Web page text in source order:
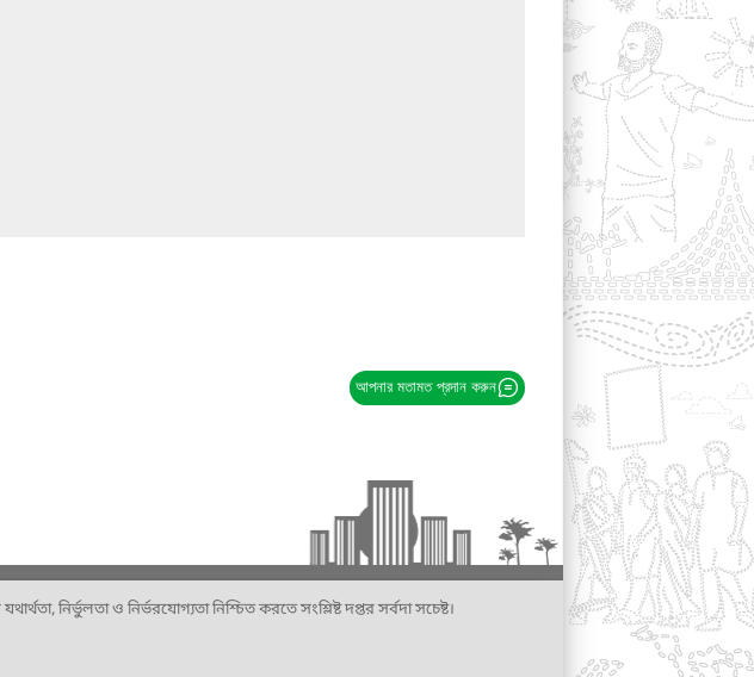
আপনার মতামত প্রদান করুন
নির্ভুলতা ও নির্ভরযোগ্যতা নিশ্চিত করতে সংশ্লিষ্ট দপ্তর সর্বদা সচেষ্ট।